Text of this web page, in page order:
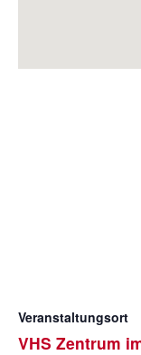
Veranstaltungsort
VHS Zentrum